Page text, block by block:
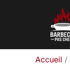
Accueil